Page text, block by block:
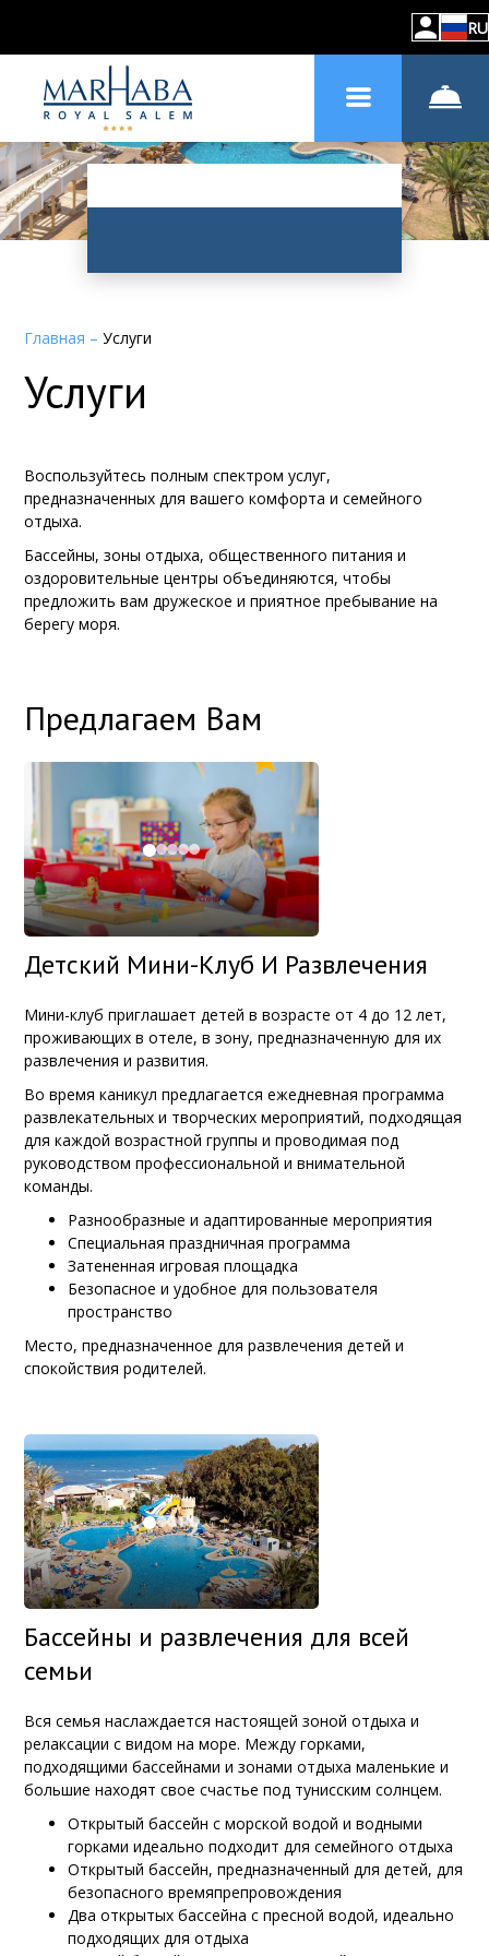
RU
Главная –Услуги
Услуги
Воспользуйтесь полным спектром услуг,
предназначенных для вашего комфорта и семейного
отдыха.
Бассейны, зоны отдыха, общественного питания и
оздоровительные центры объединяются, чтобы
предложить вам дружеское и приятное пребывание на
берегу моря.
Предлагаем Вам
Детский Мини-Клуб И Развлечения
Мини-клуб приглашает детей в возрасте от 4 до 12 лет,
проживающих в отеле, в зону, предназначенную для их
развлечения и развития.
Во время каникул предлагается ежедневная программа
развлекательных и творческих мероприятий, подходящая
для каждой возрастной группы и проводимая под
руководством профессиональной и внимательной
команды.
Разнообразные и адаптированные мероприятия
Специальная праздничная программа
Затененная игровая площадка
Безопасное и удобное для пользователя
пространство
Место, предназначенное для развлечения детей и
спокойствия родителей.
Бассейны и развлечения для всей
семьи
Вся семья наслаждается настоящей зоной отдыха и
релаксации с видом на море. Между горками,
подходящими бассейнами и зонами отдыха маленькие и
большие находят свое счастье под тунисским солнцем.
Открытый бассейн с морской водой и водными
горками идеально подходит для семейного отдыха
Открытый бассейн, предназначенный для детей, для
безопасного времяпрепровождения
Два открытых бассейна с пресной водой, идеально
подходящих для отдыха